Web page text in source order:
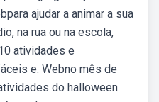
ajudar a animar a sua
na rua ou na escola,
atividades e
e. Webno mês de
do halloween